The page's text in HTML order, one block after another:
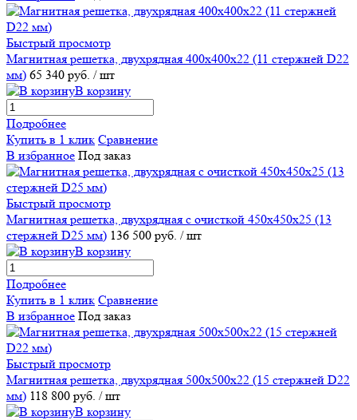
Быстрый просмотр
Магнитная решетка, двухрядная 400х400х22 (11 стержней D22
мм) 65 340 руб. / шт
В корзину
Подробнее
Купить в 1 клик Сравнение
В избранное Под заказ
Быстрый просмотр
Магнитная решетка, двухрядная с очисткой 450х450х25 (13
стержней D25 мм) 136 500 руб. / шт
В корзину
Подробнее
Купить в 1 клик Сравнение
В избранное Под заказ
Быстрый просмотр
Магнитная решетка, двухрядная 500х500х22 (15 стержней D22
мм) 118 800 руб. / шт
В корзину